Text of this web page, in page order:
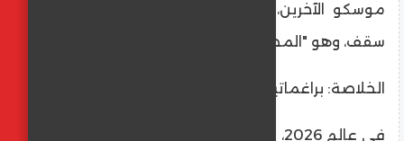
موسكو الآخرين، مفادها أن الولاء الروسي له
سقف، وهو "المصلحة القومية العليا لروسيا".
​الخلاصة: براغماتية فوق المبادئ
​في عالم 2026، يبدو أن الأيديولوجيات قد ماتت